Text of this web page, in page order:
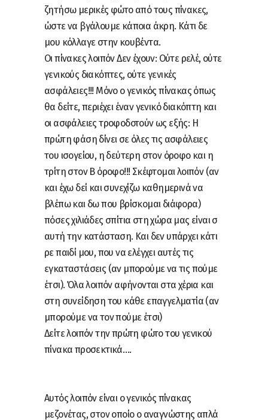
ζητήσω μερικές φώτο από τους πίνακες,
ώστε να βγάλουμε κάποια άκρη. Κάτι δε
μου κόλλαγε στην κουβέντα.
Οι πίνακες λοιπόν Δεν έχουν: Ούτε ρελέ, ούτε
γενικούς διακόπτες, ούτε γενικές
ασφάλειες!!! Μόνο ο γενικός πίνακας όπως
θα δείτε, περιέχει έναν γενικό διακόπτη και
οι ασφάλειες τροφοδοτούν ως εξής: Η
πρώτη φάση δίνει σε όλες τις ασφάλειες
του ισογείου, η δεύτερη στον όροφο και η
τρίτη στον Β όροφο!!! Σκέφτομαι λοιπόν (αν
και έχω δεί και συνεχίζω καθημερινά να
βλέπω και δω που βρίσκομαι διάφορα)
πόσες χιλιάδες σπίτια στη χώρα μας είναι σ
αυτή την κατάσταση. Και δεν υπάρχει κάτι
ρε παιδί μου, που να ελέγχει αυτές τις
εγκαταστάσεις (αν μπορούμε να τις πούμε
έτσι). Όλα λοιπόν αφήνονται στα χέρια και
στη συνείδηση του κάθε επαγγελματία (αν
μπορούμε να τον πούμε έτσι)
Δείτε λοιπόν την πρώτη φώτο του γενικού
πίνακα προσεκτικά….
Αυτός λοιπόν είναι ο γενικός πίνακας
μεζονέτας, στον οποίο ο αναγνώστης απλά